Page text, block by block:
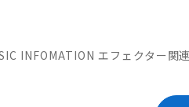
INFOMATION エフェクター関